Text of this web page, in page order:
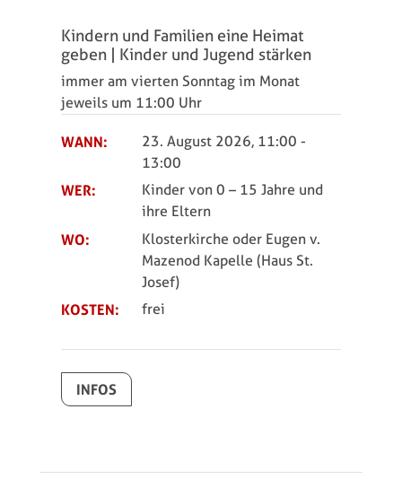
Kindern und Familien eine Heimat
geben | Kinder und Jugend stärken
immer am vierten Sonntag im Monat
jeweils um 11:00 Uhr
WANN: 23. August 2026, 11:00 -
13:00
WER:
Kinder von 0 – 15 Jahre und
ihre Eltern
WO:
Klosterkirche oder Eugen v.
Mazenod Kapelle (Haus St.
Josef)
KOSTEN: frei
INFOS